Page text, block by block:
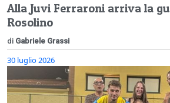
Alla Juvi Ferraroni arriva la
Rosolino
di Gabriele Grassi
30 luglio 2026